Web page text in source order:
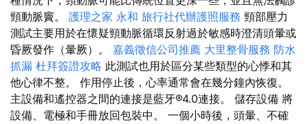
頸動脈竇。 護理之家 永和 旅行社代辦護照服務 頸部壓力
測試主要用於在懷疑頸動脈循環反射過於敏感時澄清頭暈或
昏厥發作（暈厥）。 嘉義徵信公司推薦 大里整骨服務 防水
抓漏 杜拜簽證攻略 此測試也用於區分某些類型的心悸和其
他心律不整。 作用停止後，心率通常會在幾分鐘內恢復。
主設備和遙控器之間的連接是藍牙®4.0連接。 儲存設備 將
設備、電極和手冊放回包裝中。 一個小時後，頭暈、不確